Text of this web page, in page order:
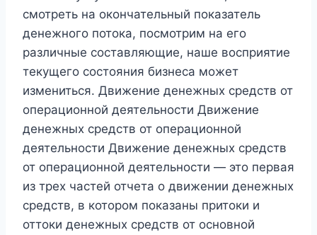
смотреть на окончательный показатель
денежного потока, посмотрим на его
различные составляющие, наше восприятие
текущего состояния бизнеса может
измениться. Движение денежных средств от
операционной деятельности Движение
денежных средств от операционной
деятельности Движение денежных средств
от операционной деятельности — это первая
из трех частей отчета о движении денежных
средств, в котором показаны притоки и
оттоки денежных средств от основной